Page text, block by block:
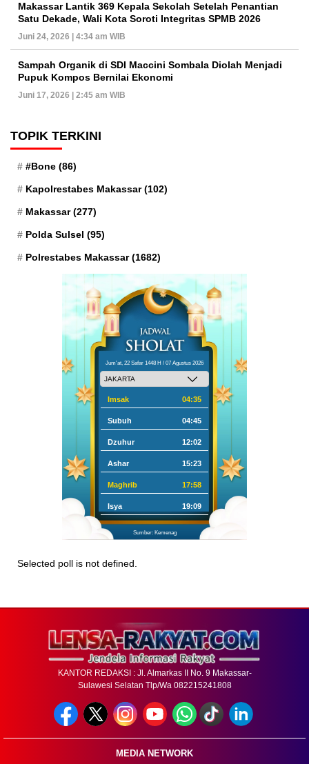
Makassar Lantik 369 Kepala Sekolah Setelah Penantian
Satu Dekade, Wali Kota Soroti Integritas SPMB 2026
Juni 24, 2026 | 4:34 am WIB
Sampah Organik di SDI Maccini Sombala Diolah Menjadi
Pupuk Kompos Bernilai Ekonomi
Juni 17, 2026 | 2:45 am WIB
TOPIK TERKINI
#Bone (86)
Kapolrestabes Makassar(102)
Makassar(277)
Polda Sulsel (95)
Polrestabes Makassar(1682)
Jum'at, 22 Safar 1448 H / 07 Agustus 2026
Imsak 04:35
Subuh 04:45
Dzuhur 12:02
Ashar 15:23
Maghrib 17:58
Isya 19:09
Sumber: Kemenag
Selected poll is not defined.
KANTOR REDAKSI : Jl. Almarkas II No. 9 Makassar-
Sulawesi Selatan Tlp/Wa 082215241808
MEDIA NETWORK